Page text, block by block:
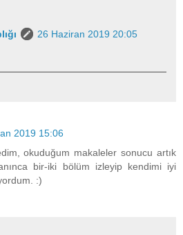
26 Haziran 2019 20:05
2019 15:06
okuduğum makaleler sonucu artık
bir-iki bölüm izleyip kendimi iyi
:)